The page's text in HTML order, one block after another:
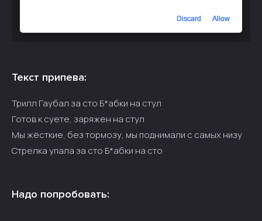
или слушать
Текст припева:
Трилл Гаубал за сто Б*абки на стул
Готов к суете, заряжен на стул
Мы жёсткие, без тормозу, мы поднимали с самых низу
Стрелка упала за сто Б*абки на сто
Надо попробовать:
Discard Allow